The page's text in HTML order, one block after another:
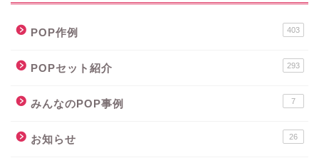
POP作例 403
POPセット紹介 293
みんなのPOP事例 7
お知らせ 26